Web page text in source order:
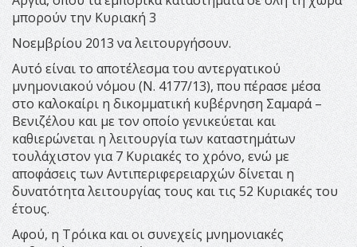
μπορούν την Κυριακή 3
Νοεμβρίου 2013 να λειτουργήσουν.
Αυτό είναι το αποτέλεσμα του αντεργατικού
μνημονιακού νόμου (Ν. 4177/13), που πέρασε μέσα
στο καλοκαίρι η δικομματική κυβέρνηση Σαμαρά –
Βενιζέλου και με τον οποίο γενικεύεται και
καθιερώνεται η λειτουργία των καταστημάτων
τουλάχιστον για 7 Κυριακές το χρόνο, ενώ με
αποφάσεις των Αντιπεριφερειαρχών δίνεται η
δυνατότητα λειτουργίας τους και τις 52 Κυριακές του
έτους.
Αφού, η Τρόικα και οι συνεχείς μνημονιακές